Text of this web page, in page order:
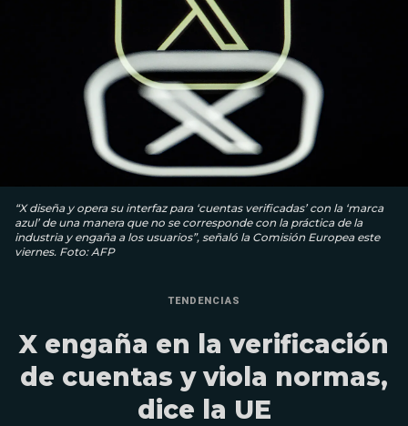
“X diseña y opera su interfaz para ‘cuentas verificadas’ con la ‘marca
azul’ de una manera que no se corresponde con la práctica de la
industria y engaña a los usuarios”, señaló la Comisión Europea este
viernes. Foto: AFP
TENDENCIAS
X engaña en la verificación
de cuentas y viola normas,
dice la UE